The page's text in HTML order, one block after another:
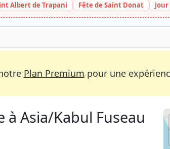
Albert de Trapani Fête de Saint Donat
Plan Premium pour une
à Asia/Kabul Fuseau